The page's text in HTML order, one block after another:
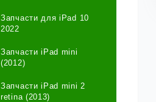
Запчасти для iPad 10
2022
Запчасти iPad mini
(2012)
Запчасти iPad mini 2
retina (2013)